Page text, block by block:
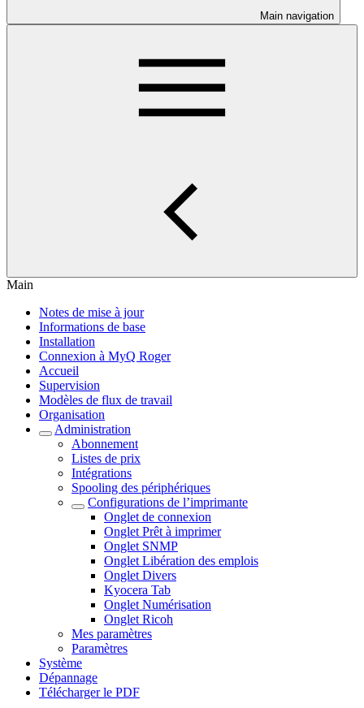
Main navigation
Main
Notes de mise à jour
Informations de base
Installation
Connexion à MyQ Roger
Accueil
Supervision
Modèles de flux de travail
Organisation
Administration
Abonnement
Listes de prix
Intégrations
Spooling des périphériques
Configurations de l’imprimante
Onglet de connexion
Onglet Prêt à imprimer
Onglet SNMP
Onglet Libération des emplois
Onglet Divers
Kyocera Tab
Onglet Numérisation
Onglet Ricoh
Mes paramètres
Paramètres
Système
Dépannage
Télécharger le PDF